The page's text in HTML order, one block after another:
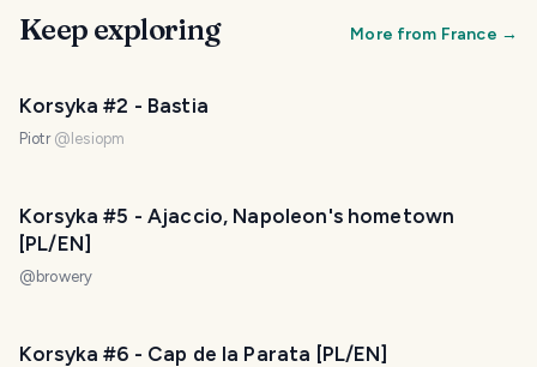
Keep exploring More from France →
Korsyka #2 - Bastia
Piotr @ lesiopm
Korsyka #5 - Ajaccio, Napoleon's hometown
[PL/EN]
@ browery
Korsyka #6 - Cap de la Parata [PL/EN]